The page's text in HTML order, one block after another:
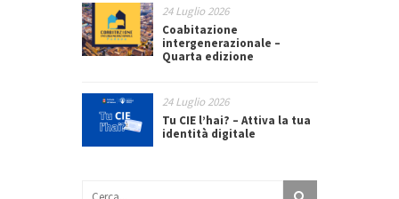
24 Luglio 2026
Coabitazione
intergenerazionale –
Quarta edizione
24 Luglio 2026
Tu CIE l’hai? – Attiva la tua
identità digitale